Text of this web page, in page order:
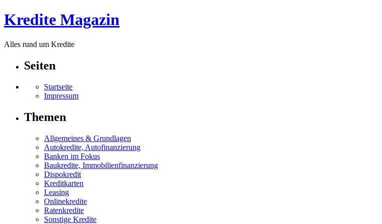
Kredite Magazin
Alles rund um Kredite
Seiten
Startseite
Impressum
Themen
Allgemeines & Grundlagen
Autokredite, Autofinanzierung
Banken im Fokus
Baukredite, Immobilienfinanzierung
Dispokredit
Kreditkarten
Leasing
Onlinekredite
Ratenkredite
Sonstige Kredite